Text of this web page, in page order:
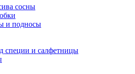
сосны
и подносы
специи и салфетницы